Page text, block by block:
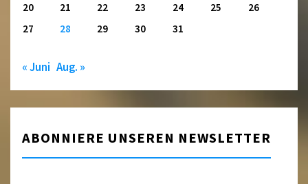
20
21 22 23 24 25
26
27
28 29 30 31
« Juni Aug. »
ABONNIERE UNSEREN NEWSLETTER